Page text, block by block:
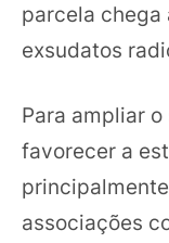
parcela chega
exsudatos
Para ampliar
favorecer a
associações